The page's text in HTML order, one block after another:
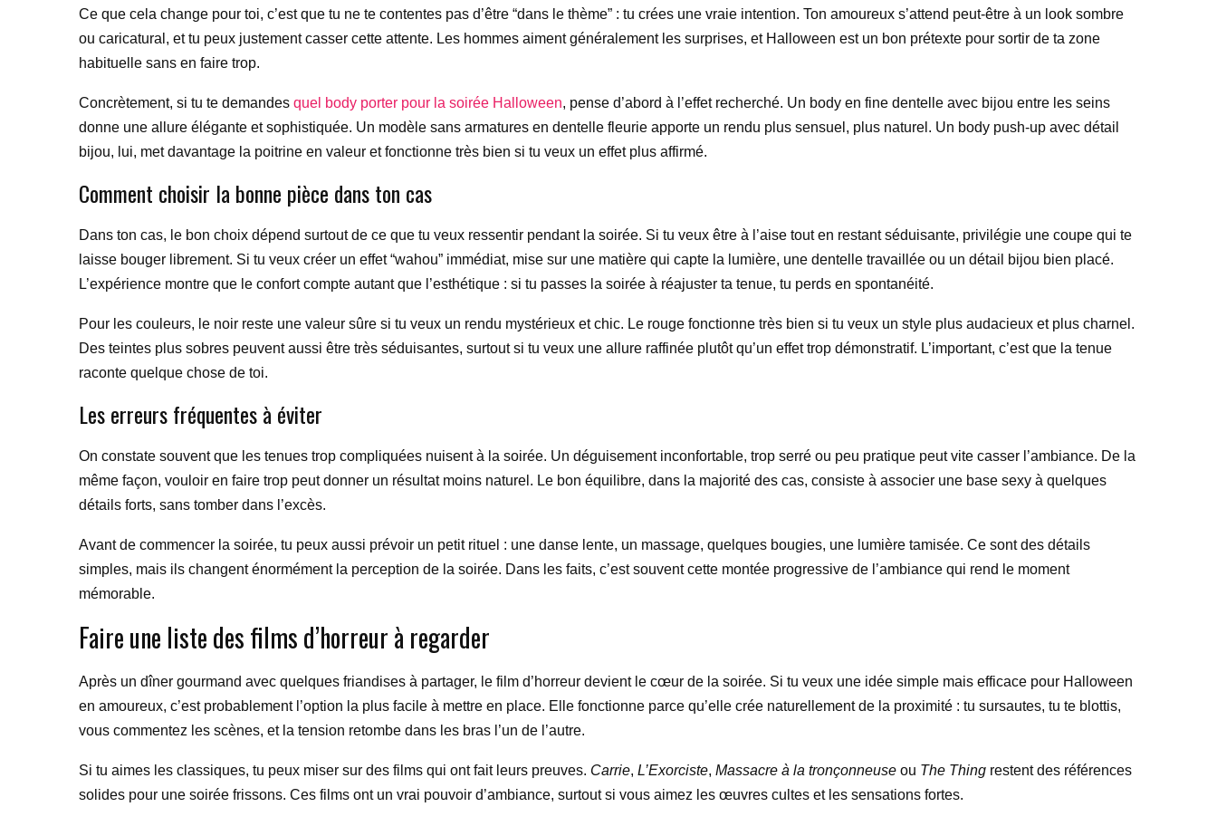
Ce que cela change pour toi, c’est que tu ne te contentes pas d’être “dans le thème” : tu crées une vraie intention. Ton amoureux s’attend peut-être à un look sombre
ou caricatural, et tu peux justement casser cette attente. Les hommes aiment généralement les surprises, et Halloween est un bon prétexte pour sortir de ta zone
habituelle sans en faire trop.
Concrètement, si tu te demandes quel body porter pour la soirée Halloween, pense d’abord à l’effet recherché. Un body en fine dentelle avec bijou entre les seins
donne une allure élégante et sophistiquée. Un modèle sans armatures en dentelle fleurie apporte un rendu plus sensuel, plus naturel. Un body push-up avec détail
bijou, lui, met davantage la poitrine en valeur et fonctionne très bien si tu veux un effet plus affirmé.
Comment choisir la bonne pièce dans ton cas
Dans ton cas, le bon choix dépend surtout de ce que tu veux ressentir pendant la soirée. Si tu veux être à l’aise tout en restant séduisante, privilégie une coupe qui te
laisse bouger librement. Si tu veux créer un effet “wahou” immédiat, mise sur une matière qui capte la lumière, une dentelle travaillée ou un détail bijou bien placé.
L’expérience montre que le confort compte autant que l’esthétique : si tu passes la soirée à réajuster ta tenue, tu perds en spontanéité.
Pour les couleurs, le noir reste une valeur sûre si tu veux un rendu mystérieux et chic. Le rouge fonctionne très bien si tu veux un style plus audacieux et plus charnel.
Des teintes plus sobres peuvent aussi être très séduisantes, surtout si tu veux une allure raffinée plutôt qu’un effet trop démonstratif. L’important, c’est que la tenue
raconte quelque chose de toi.
Les erreurs fréquentes à éviter
On constate souvent que les tenues trop compliquées nuisent à la soirée. Un déguisement inconfortable, trop serré ou peu pratique peut vite casser l’ambiance. De la
même façon, vouloir en faire trop peut donner un résultat moins naturel. Le bon équilibre, dans la majorité des cas, consiste à associer une base sexy à quelques
détails forts, sans tomber dans l’excès.
Avant de commencer la soirée, tu peux aussi prévoir un petit rituel : une danse lente, un massage, quelques bougies, une lumière tamisée. Ce sont des détails
simples, mais ils changent énormément la perception de la soirée. Dans les faits, c’est souvent cette montée progressive de l’ambiance qui rend le moment
mémorable.
Faire une liste des films d’horreur à regarder
Après un dîner gourmand avec quelques friandises à partager, le film d’horreur devient le cœur de la soirée. Si tu veux une idée simple mais efficace pour Halloween
en amoureux, c’est probablement l’option la plus facile à mettre en place. Elle fonctionne parce qu’elle crée naturellement de la proximité : tu sursautes, tu te blottis,
vous commentez les scènes, et la tension retombe dans les bras l’un de l’autre.
Si tu aimes les classiques, tu peux miser sur des films qui ont fait leurs preuves. Carrie, L’Exorciste, Massacre à la tronçonneuse ou The Thing restent des références
solides pour une soirée frissons. Ces films ont un vrai pouvoir d’ambiance, surtout si vous aimez les œuvres cultes et les sensations fortes.